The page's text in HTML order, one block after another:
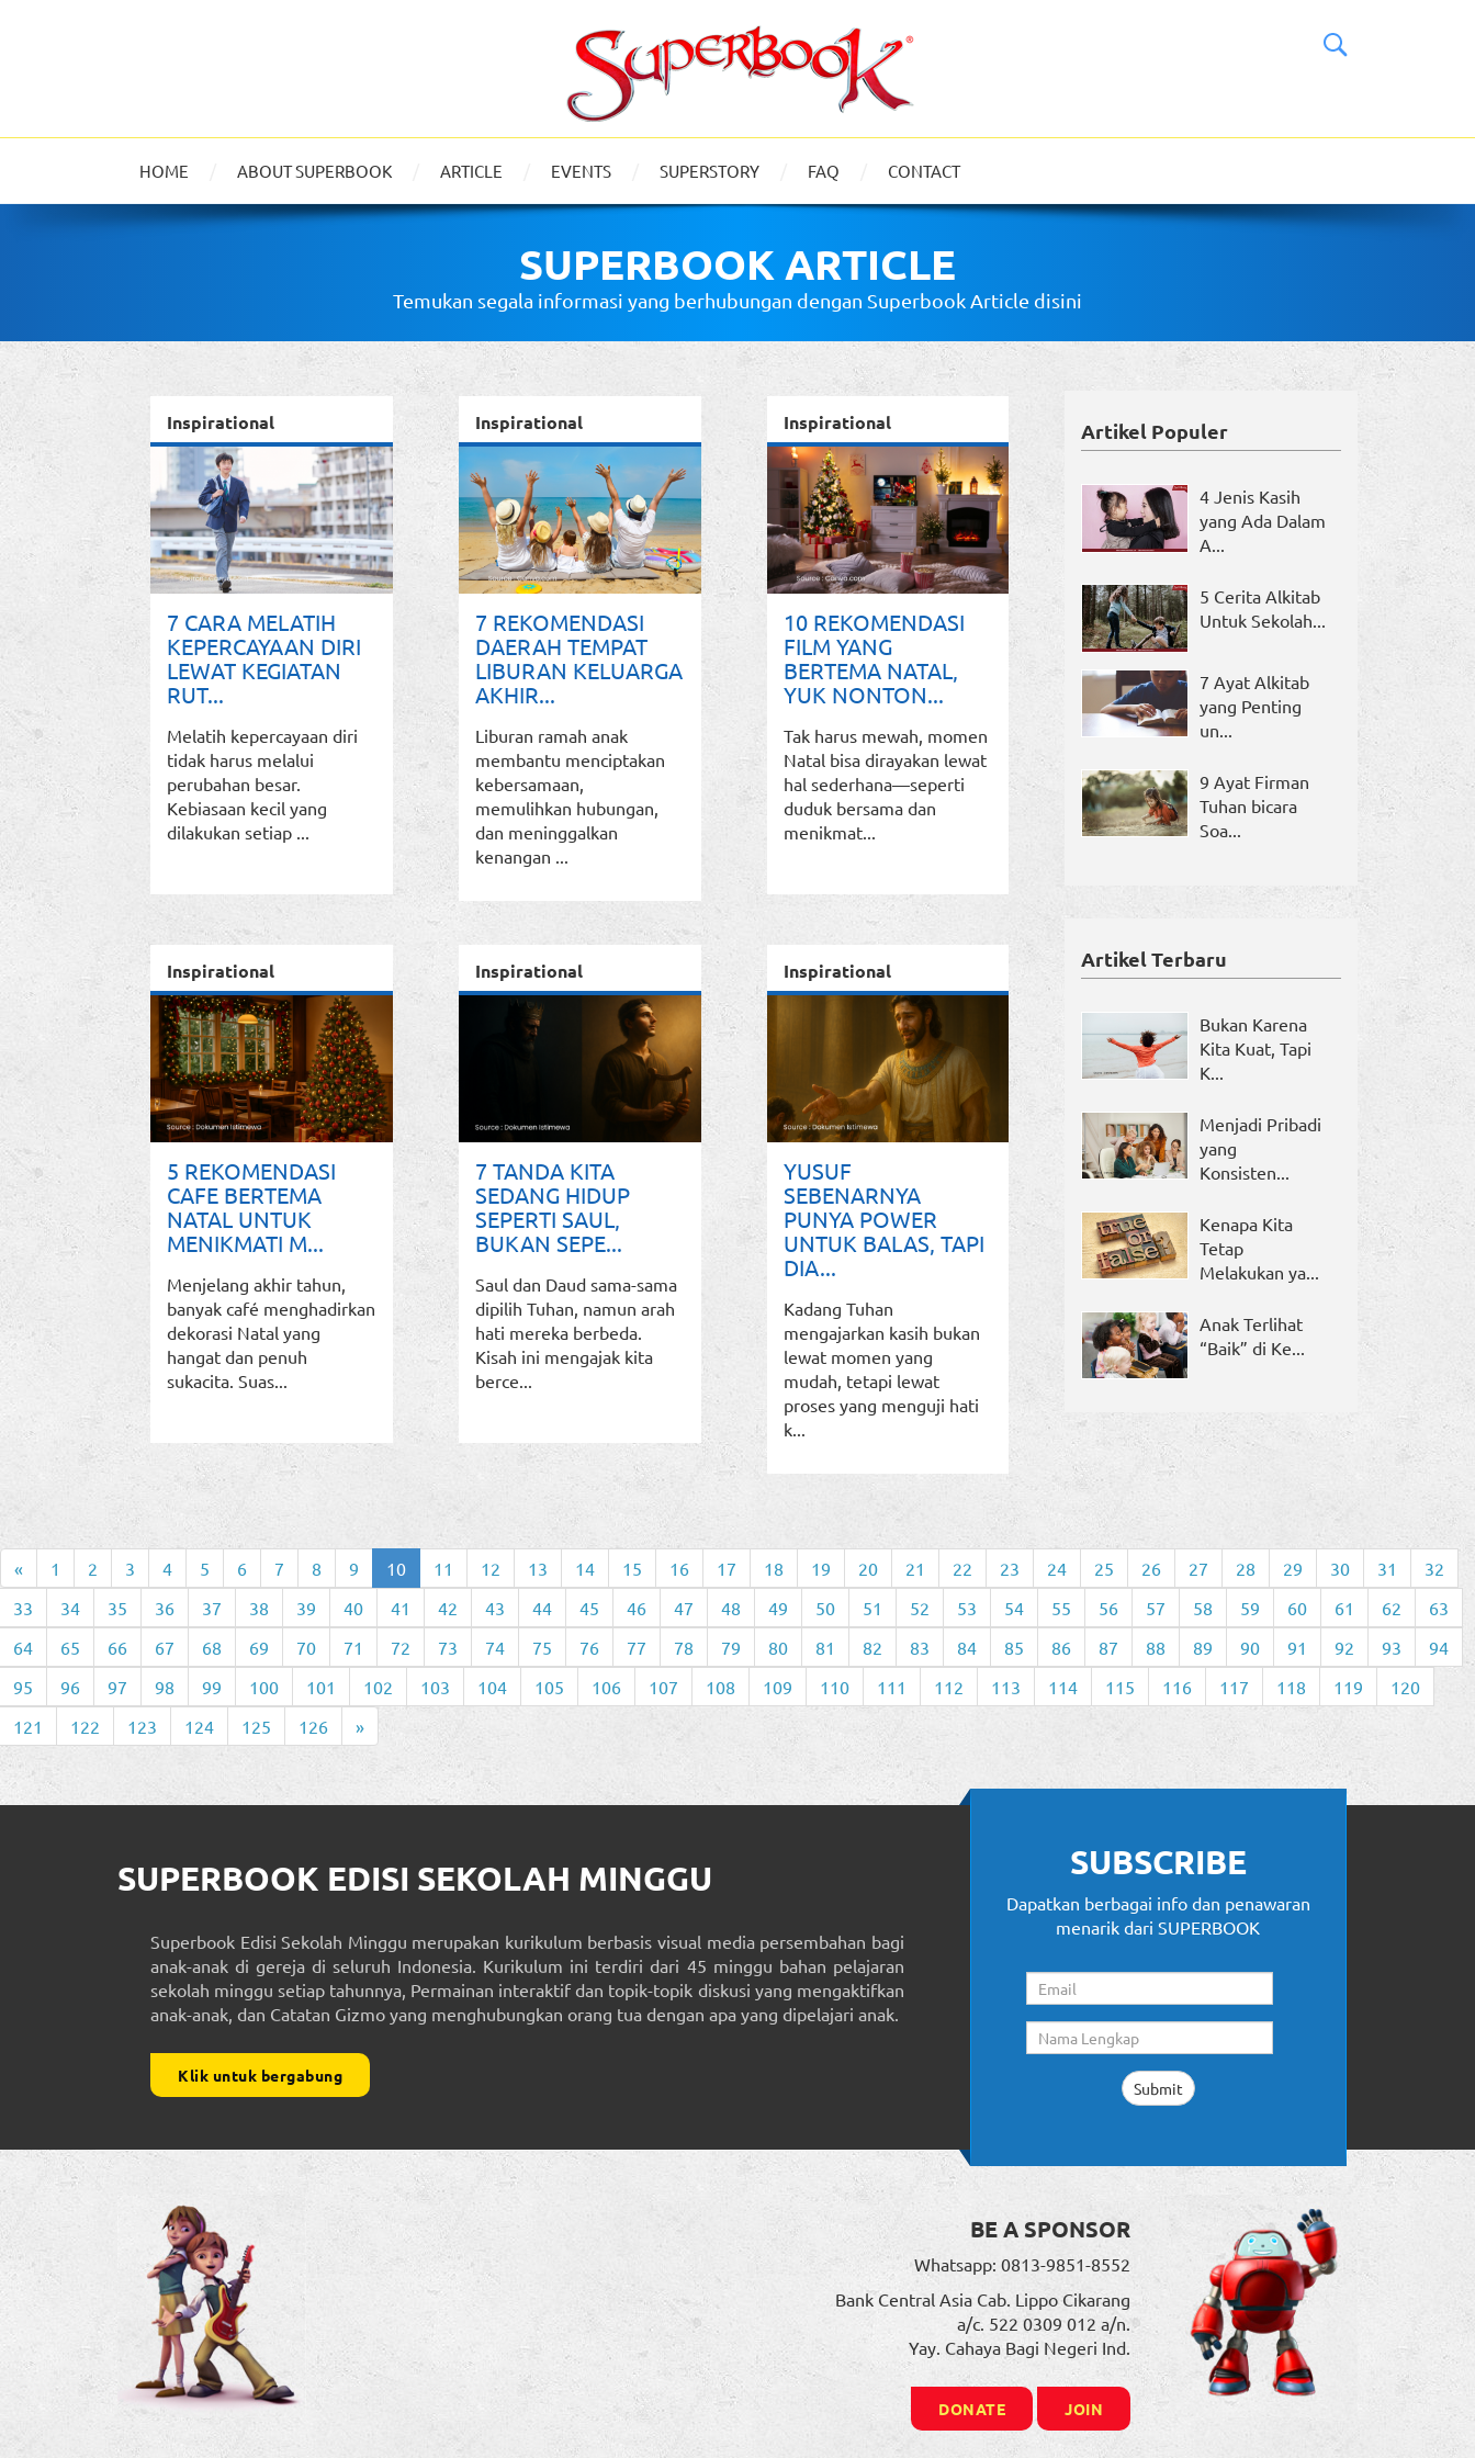
HOME ABOUT SUPERBOOK ARTICLE EVENTS SUPERSTORY FAQ CONTACT
SUPERBOOK ARTICLE
Temukan segala informasi yang berhubungan dengan Superbook Article disini
Inspirational
7 CARA MELATIH
KEPERCAYAAN DIRI
LEWAT KEGIATAN
RUT...
Melatih kepercayaan diri
tidak harus melalui
perubahan besar.
Kebiasaan kecil yang
dilakukan setiap ...
Inspirational
7 REKOMENDASI
DAERAH TEMPAT
LIBURAN KELUARGA
AKHIR...
Liburan ramah anak
membantu menciptakan
kebersamaan,
memulihkan hubungan,
dan meninggalkan
kenangan ...
Inspirational
10 REKOMENDASI
FILM YANG
BERTEMA NATAL,
YUK NONTON...
Tak harus mewah, momen
Natal bisa dirayakan lewat
hal sederhana—seperti
duduk bersama dan
menikmat...
Inspirational
5 REKOMENDASI
CAFE BERTEMA
NATAL UNTUK
MENIKMATI M...
Menjelang akhir tahun,
banyak café menghadirkan
dekorasi Natal yang
hangat dan penuh
sukacita. Suas...
Inspirational
7 TANDA KITA
SEDANG HIDUP
SEPERTI SAUL,
BUKAN SEPE...
Saul dan Daud sama-sama
dipilih Tuhan, namun arah
hati mereka berbeda.
Kisah ini mengajak kita
berce...
Inspirational
YUSUF
SEBENARNYA
PUNYA POWER
UNTUK BALAS, TAPI
DIA...
Kadang Tuhan
mengajarkan kasih bukan
lewat momen yang
mudah, tetapi lewat
proses yang menguji hati
k...
Artikel Populer
4 Jenis Kasih
yang Ada Dalam
A...
5 Cerita Alkitab
Untuk Sekolah...
7 Ayat Alkitab
yang Penting
un...
9 Ayat Firman
Tuhan bicara
Soa...
Artikel Terbaru
Bukan Karena
Kita Kuat, Tapi
K...
Menjadi Pribadi
yang
Konsisten...
Kenapa Kita
Tetap
Melakukan ya...
Anak Terlihat
“Baik” di Ke...
« 1 2 3 4 5 6 7 8 9 10 11 12 13 14 15 16 17 18 19 20 21 22 23 24 25 26 27 28 29 30 31
32
33
34 35 36 37 38 39 40 41 42 43 44 45 46 47 48 49 50 51 52 53 54 55 56 57 58 59 60 61 62
63
64
65 66 67 68 69 70 71 72 73 74 75 76 77 78 79 80 81 82 83 84 85 86 87 88 89 90 91 92 93
94
95
96 97 98 99 100 101 102 103 104 105 106 107 108 109 110 111 112 113 114 115 116 117 118 119
120
121
122 123 124 125 126 »
SUPERBOOK EDISI SEKOLAH MINGGU
Superbook Edisi Sekolah Minggu merupakan kurikulum berbasis visual media persembahan bagi
anak-anak di gereja di seluruh Indonesia. Kurikulum ini terdiri dari 45 minggu bahan pelajaran
sekolah minggu setiap tahunnya, Permainan interaktif dan topik-topik diskusi yang mengaktifkan
anak-anak, dan Catatan Gizmo yang menghubungkan orang tua dengan apa yang dipelajari anak.
Klik untuk bergabung
SUBSCRIBE
Dapatkan berbagai info dan penawaran
menarik dari SUPERBOOK
BE A SPONSOR
Whatsapp: 0813-9851-8552
Bank Central Asia Cab. Lippo Cikarang
a/c. 522 0309 012 a/n.
Yay. Cahaya Bagi Negeri Ind.
DONATE JOIN